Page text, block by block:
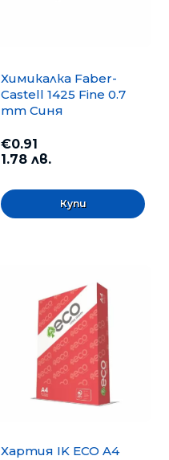
Химикалка Faber-
Castell 1425 Fine 0.7
mm Синя
€0.91
1.78 лв.
Хартия IK ECO A4